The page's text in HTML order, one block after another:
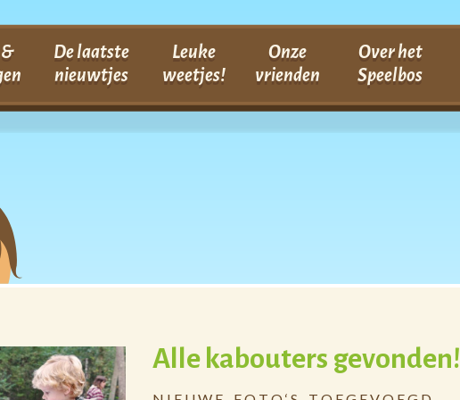
De laatste
nieuwtjes
Leuke
weetjes!
Onze
vrienden
Over het
Speelbos
Alle kabouters gevonden!